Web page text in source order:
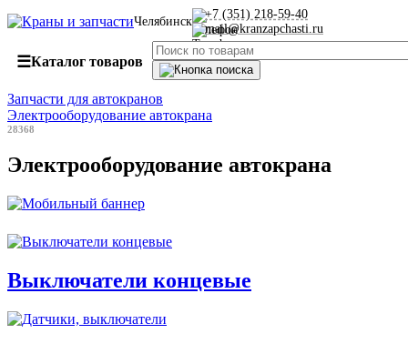
Челябинск
+7 (351) 218-59-40
mail@kranzapchasti.ru
☰Каталог товаров
Запчасти для автокранов
Электрооборудование автокрана
28368
Электрооборудование автокрана
Выключатели концевые